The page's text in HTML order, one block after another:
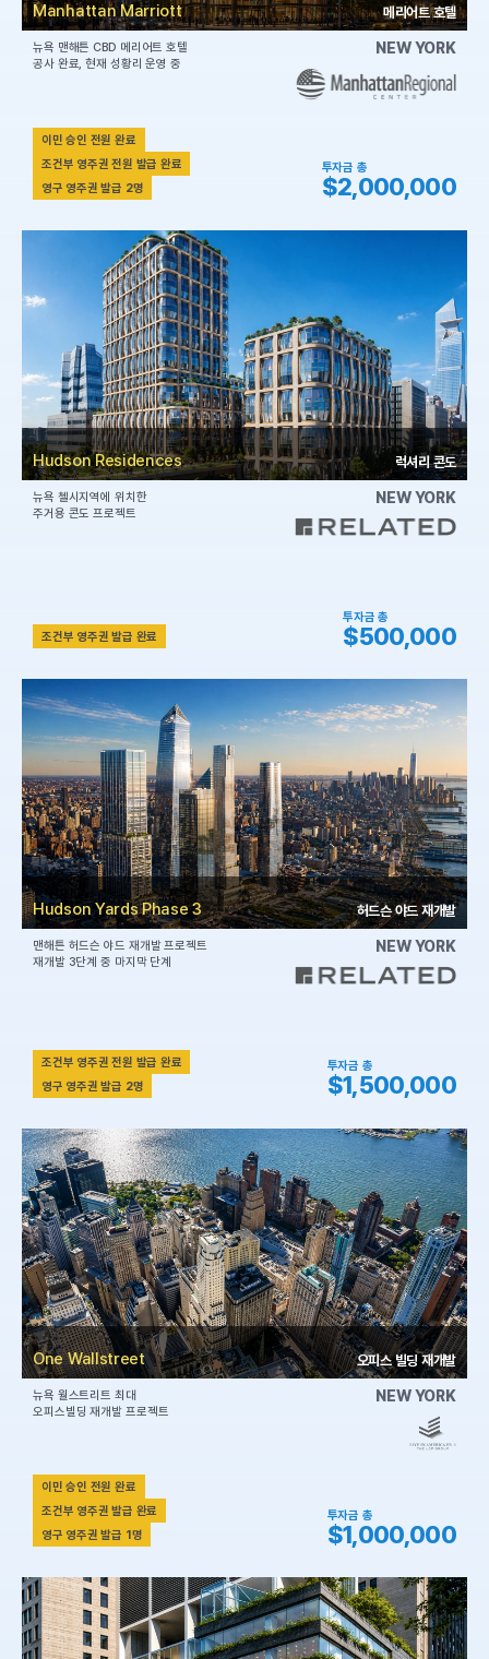
Manhattan Marriott 메리어트 호텔
뉴욕 맨해튼 CBD 메리어트 호텔
공사 완료, 현재 성황리 운영 중
이민 승인 전원 완료
조건부 영주권 전원 발급 완료
영구 영주권 발급 2명
NEW YORK
투자금 총
$2,000,000
Hudson Residences 럭셔리 콘도
뉴욕 첼시지역에 위치한
주거용 콘도 프로젝트
조건부 영주권 발급 완료
NEW YORK
투자금 총
$500,000
Hudson Yards Phase 3 허드슨 야드 재개발
맨해튼 허드슨 야드 재개발 프로젝트
재개발 3단계 중 마지막 단계
조건부 영주권 전원 발급 완료
영구 영주권 발급 2명
NEW YORK
투자금 총
$1,500,000
One Wallstreet 오피스 빌딩 재개발
뉴욕 월스트리트 최대
오피스빌딩 재개발 프로젝트
이민 승인 전원 완료
조건부 영주권 발급 완료
영구 영주권 발급 1명
NEW YORK
투자금 총
$1,000,000